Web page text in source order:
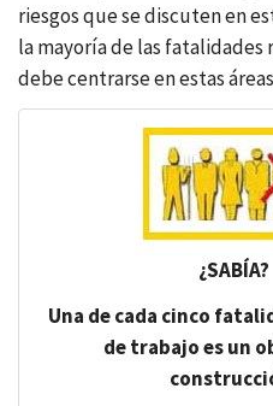
riesgos que se discuten en
la mayoría de las fatalidades
debe centrarse en estas
¿SABÍA?
Una de cada cinco
de trabajo es un